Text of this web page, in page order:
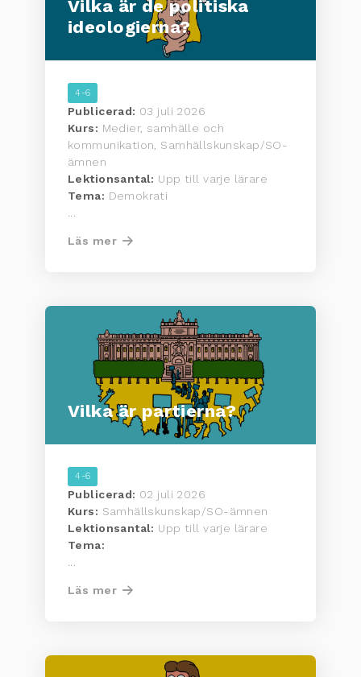
Vilka är de politiska
ideologierna?
4-6
Publicerad: 03 juli 2026
Kurs: Medier, samhälle och
kommunikation, Samhällskunskap/SO-
ämnen
Lektionsantal: Upp till varje lärare
Tema: Demokrati
Läs mer
Vilka är partierna?
4-6
Publicerad: 02 juli 2026
Kurs: Samhällskunskap/SO-ämnen
Lektionsantal: Upp till varje lärare
Tema:
...
Läs mer